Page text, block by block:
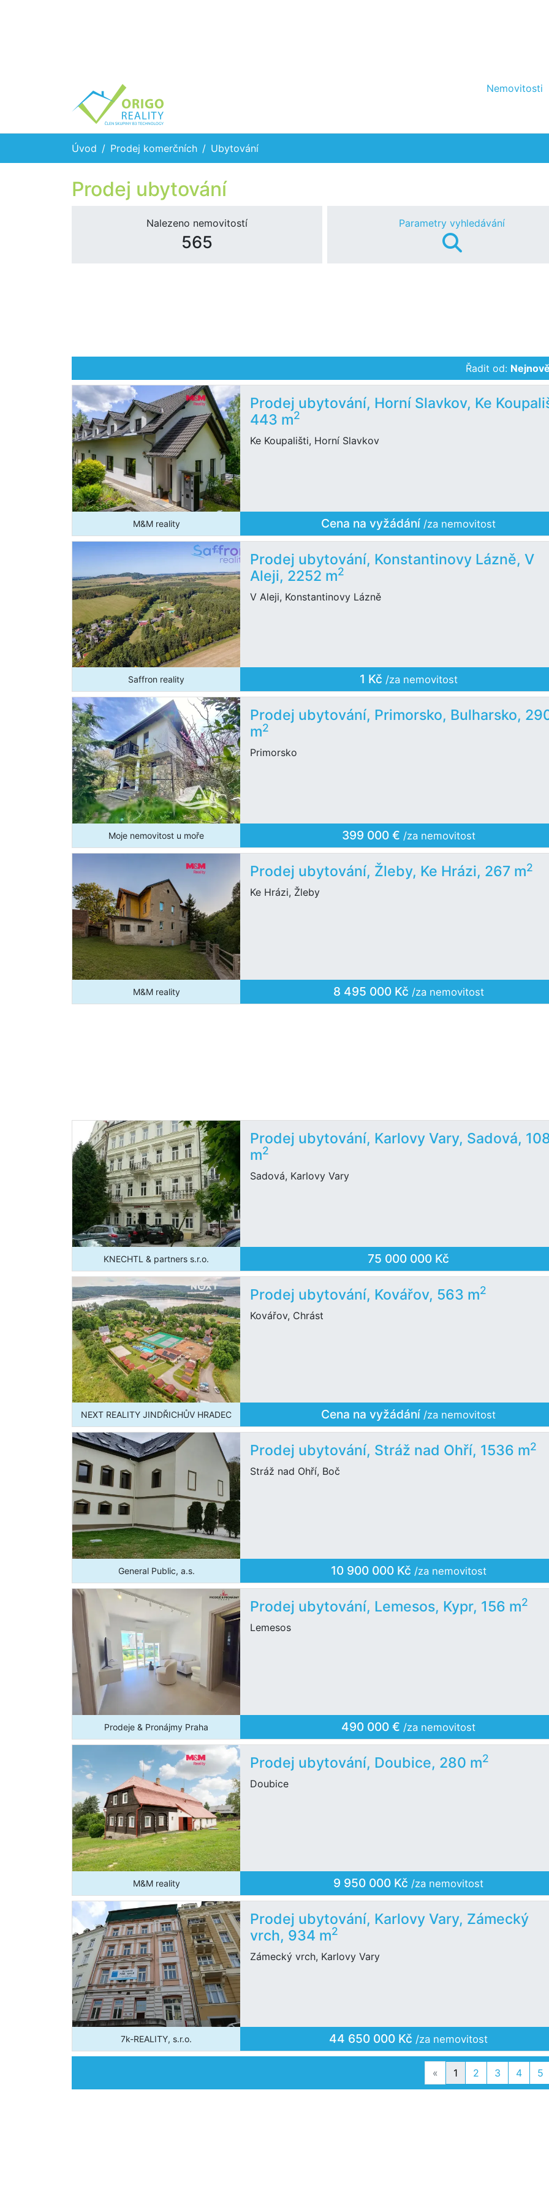
Nemovitosti
Úvod Prodej komerčních Ubytování
Prodej ubytování
Nalezeno nemovitostí
565
Parametry vyhledávání
Řadit od:
Prodej ubytování, Horní Slavkov, Ke
443 m2
Ke Koupališti, Horní Slavkov
M&M reality Cena na vyžádání /za nemovitost
Prodej ubytování, Konstantinovy Lázně, V
Aleji, 2252 m2
V Aleji, Konstantinovy Lázně
Saffron reality 1 Kč /za nemovitost
Prodej ubytování, Primorsko, Bulharsko,
m2
Primorsko
Moje nemovitost u moře 399 000 € /za nemovitost
Prodej ubytování, Žleby, Ke Hrázi, 267 m2
Ke Hrázi, Žleby
M&M reality 8 495 000 Kč /za nemovitost
Prodej ubytování, Karlovy Vary, Sadová,
m2
Sadová, Karlovy Vary
KNECHTL & partners s.r.o. 75 000 000 Kč
Prodej ubytování, Kovářov, 563 m2
Kovářov, Chrást
NEXT REALITY JINDŘICHŮV HRADEC Cena na vyžádání /za nemovitost
Prodej ubytování, Stráž nad Ohří, 1536 m2
Stráž nad Ohří, Boč
General Public, a.s. 10 900 000 Kč /za nemovitost
Prodej ubytování, Lemesos, Kypr, 156 m2
Lemesos
Prodeje & Pronájmy Praha 490 000 € /za nemovitost
Prodej ubytování, Doubice, 280 m2
Doubice
M&M reality 9 950 000 Kč /za nemovitost
Prodej ubytování, Karlovy Vary, Zámecký
vrch, 934 m2
Zámecký vrch, Karlovy Vary
7k-REALITY, s.r.o. 44 650 000 Kč /za nemovitost
« Previous
1 2 3 4 5